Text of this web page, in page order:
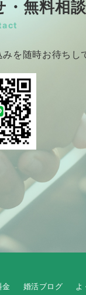
・無料相談
を随時お待ちし
金 婚活ブログ よ